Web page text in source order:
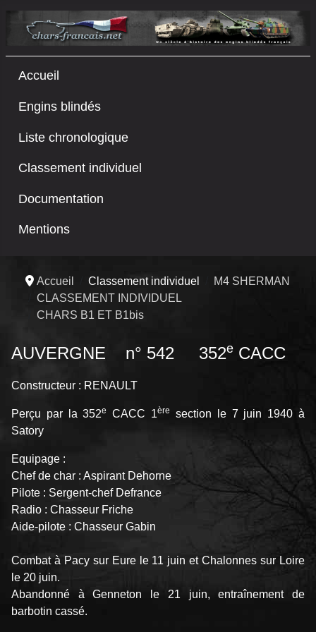
Accueil
Engins blindés
Liste chronologique
Classement individuel
Documentation
Mentions
Accueil Classement individuel
M4 SHERMAN
CLASSEMENT INDIVIDUEL
CHARS B1 ET B1bis
AUVERGNE n° 542 352e CACC
Constructeur : RENAULT
Perçu par la 352e CACC 1ère section le 7 juin 1940 à
Satory
Equipage :
Chef de char : Aspirant Dehorne
Pilote : Sergent-chef Defrance
Radio : Chasseur Friche
Aide-pilote : Chasseur Gabin
Combat à Pacy sur Eure le 11 juin et Chalonnes sur Loire
le 20 juin.
Abandonné à Genneton le 21 juin, entraînement de
barbotin cassé.